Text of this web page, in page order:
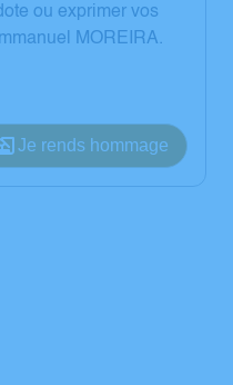
ou exprimer vos
MOREIRA.
Je rends hommage